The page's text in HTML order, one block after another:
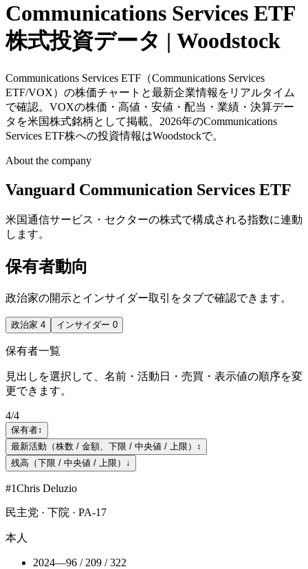
Communications Services ETF
株式投資データ | Woodstock
Communications Services ETF（Communications Services
ETF/VOX）の株価チャートと最新企業情報をリアルタイム
で確認。VOXの株価・高値・安値・配当・業績・決算デー
タを米国株式銘柄として掲載。2026年のCommunications
Services ETF株への投資情報はWoodstockで。
About the company
Vanguard Communication Services ETF
米国通信サービス・セクターの株式で構成される指数に連動
します。
保有者動向
政治家の開示とインサイダー取引をタブで確認できます。
政治家 4 インサイダー 0
保有者一覧
見出しを選択して、名前・活動日・売買・表示値の順序を変
更できます。
4/4
保有者↕
最新活動（株数 / 金額、下限 / 中央値 / 上限） ↕
残高（下限 / 中央値 / 上限） ↓
#1Chris Deluzio
民主党 · 下院 · PA-17
本人
2024—96 / 209 / 322